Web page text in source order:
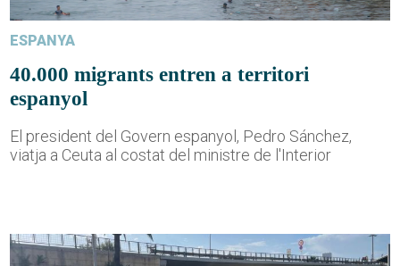
ESPANYA
40.000 migrants entren a territori
espanyol
El president del Govern espanyol, Pedro Sánchez,
viatja a Ceuta al costat del ministre de l'Interior